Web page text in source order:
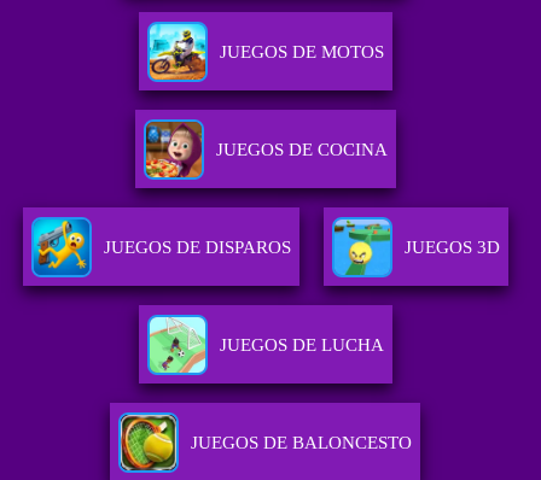
JUEGOS DE MOTOS
JUEGOS DE COCINA
JUEGOS DE DISPAROS JUEGOS 3D
JUEGOS DE LUCHA
JUEGOS DE BALONCESTO